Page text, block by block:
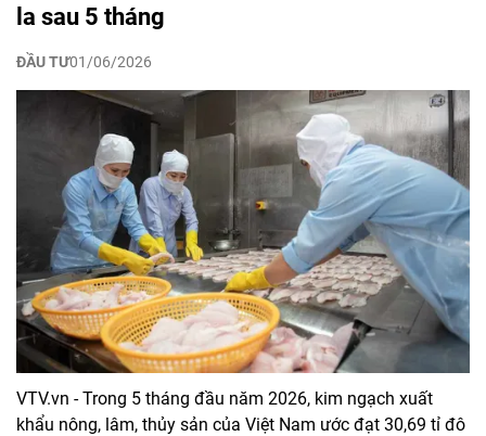
la sau 5 tháng
ĐẦU TƯ01/06/2026
VTV.vn - Trong 5 tháng đầu năm 2026, kim ngạch xuất
khẩu nông, lâm, thủy sản của Việt Nam ước đạt 30,69 tỉ đô